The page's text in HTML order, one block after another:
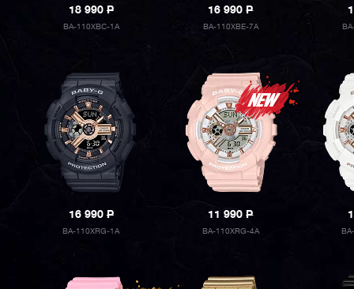
18 990P
BA-110XBC-1A
16 990P
BA-110XBE-7A
16 990P
BA-110XRG-1A
11 990P
BA-110XRG-4A